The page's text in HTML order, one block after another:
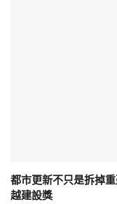
都市更新不只是拆掉
越建設獎